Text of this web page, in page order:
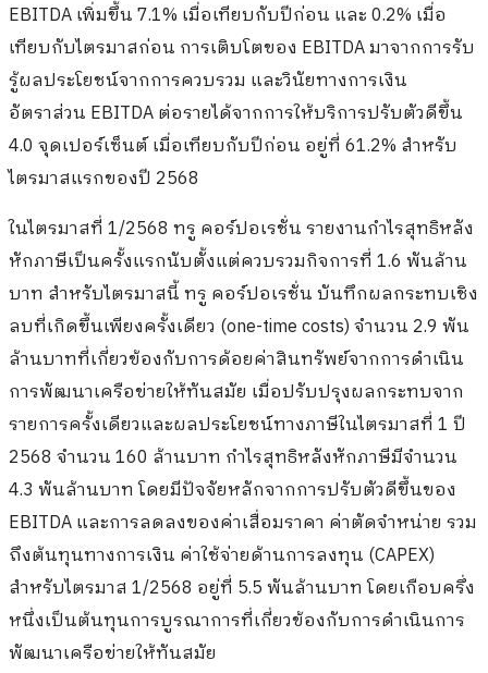
EBITDA เพิ่มขึ้น 7.1% เมื่อเทียบกับปีก่อน และ 0.2% เมื่อ
เทียบกับไตรมาสก่อน การเติบโตของ EBITDA มาจากการรับ
รู้ผลประโยชน์จากการควบรวม และวินัยทางการเงิน
อัตราส่วน EBITDA ต่อรายได้จากการให้บริการปรับตัวดีขึ้น
4.0 จุดเปอร์เซ็นต์ เมื่อเทียบกับปีก่อน อยู่ที่ 61.2% สำหรับ
ไตรมาสแรกของปี 2568
ในไตรมาสที่ 1/2568 ทรู คอร์ปอเรชั่น รายงานกำไรสุทธิหลัง
หักภาษีเป็นครั้งแรกนับตั้งแต่ควบรวมกิจการที่ 1.6 พันล้าน
บาท สำหรับไตรมาสนี้ ทรู คอร์ปอเรชั่น บันทึกผลกระทบเชิง
ลบที่เกิดขึ้นเพียงครั้งเดียว (one-time costs) จำนวน 2.9 พัน
ล้านบาทที่เกี่ยวข้องกับการด้อยค่าสินทรัพย์จากการดำเนิน
การพัฒนาเครือข่ายให้ทันสมัย เมื่อปรับปรุงผลกระทบจาก
รายการครั้งเดียวและผลประโยชน์ทางภาษีในไตรมาสที่ 1 ปี
2568 จำนวน 160 ล้านบาท กำไรสุทธิหลังหักภาษีมีจำนวน
4.3 พันล้านบาท โดยมีปัจจัยหลักจากการปรับตัวดีขึ้นของ
EBITDA และการลดลงของค่าเสื่อมราคา ค่าตัดจำหน่าย รวม
ถึงต้นทุนทางการเงิน ค่าใช้จ่ายด้านการลงทุน (CAPEX)
สำหรับไตรมาส 1/2568 อยู่ที่ 5.5 พันล้านบาท โดยเกือบครึ่ง
หนึ่งเป็นต้นทุนการบูรณาการที่เกี่ยวข้องกับการดำเนินการ
พัฒนาเครือข่ายให้ทันสมัย